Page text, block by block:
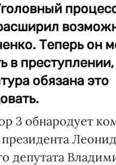
Теперь он
в преступлении,
обязана это
3 обнародует
депутата